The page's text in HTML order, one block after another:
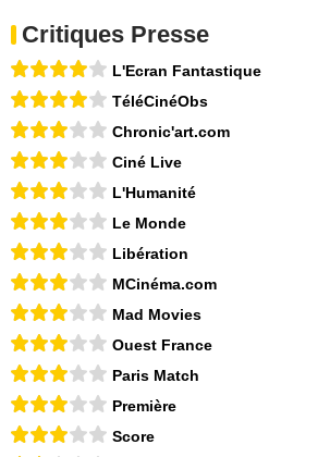
Critiques Presse
L'Ecran Fantastique
TéléCinéObs
Chronic'art.com
Ciné Live
L'Humanité
Le Monde
Libération
MCinéma.com
Mad Movies
Ouest France
Paris Match
Première
Score